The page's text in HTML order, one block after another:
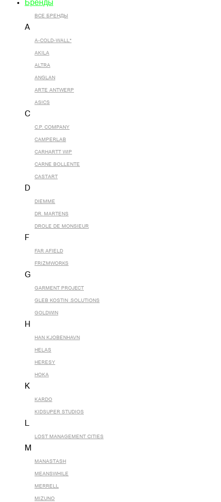
Бренды
ВСЕ БРЕНДЫ
A
A-COLD-WALL*
AKILA
ALTRA
ANGLAN
ARTE ANTWERP
ASICS
C
C.P. COMPANY
CAMPERLAB
CARHARTT WIP
CARNE BOLLENTE
CASTART
D
DIEMME
DR. MARTENS
DROLE DE MONSIEUR
F
FAR AFIELD
FRIZMWORKS
G
GARMENT PROJECT
GLEB KOSTIN .SOLUTIONS
GOLDWIN
H
HAN KJOBENHAVN
HELAS
HERESY
HOKA
K
KARDO
KIDSUPER STUDIOS
L
LOST MANAGEMENT CITIES
M
MANASTASH
MEANSWHILE
MERRELL
MIZUNO